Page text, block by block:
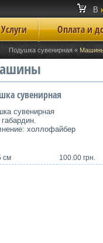
В
Услуги Оплата и
Подушка сувенирная «
сувенирная
сувенирная
холлофайбер
см 100.00 грн.